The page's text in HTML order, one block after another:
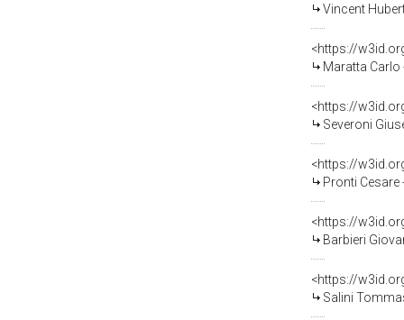
Vincent
<https://
Maratta
<https://
Severoni
<https://
Pronti
<https://
Barbieri
<https://
Salini